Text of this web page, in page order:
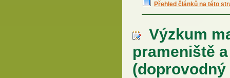
Přehled článků na této
Výzkum
prameniště
(doprovodný